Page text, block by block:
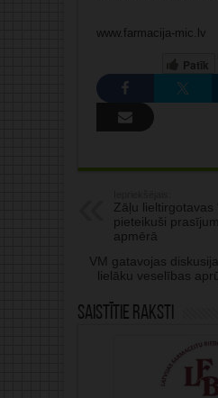
www.farmacija-mic.lv
Patīk
Zāļu lieltirgotavas
pieteikuši
apmērā
VM gatavojas
lielāku veselības
Saistītie raksti